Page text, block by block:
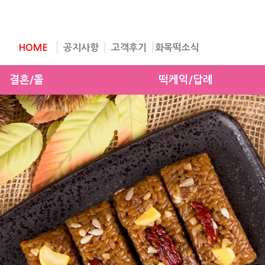
HOME 공지사항 고객후기 화목떡소식
결혼/돌 떡케익/답례